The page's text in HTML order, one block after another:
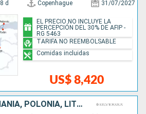
8 d Copenhague 31/07/2027
US$ 8,420
EL PRECIO NO INCLUYE LA
PERCEPCIÓN DEL 30% DE AFIP -
RG 5463
TARIFA NO REEMBOLSABLE
Comidas incluidas
DINAMARCA, ALEMANIA, POLONIA, LITUANIA, LETONIA, ESTONIA, FINLANDIA, SUECIA